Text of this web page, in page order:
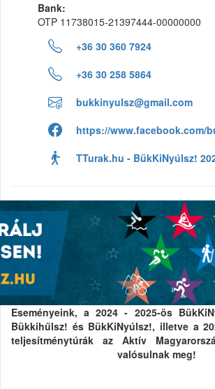
Bank:
OTP 11738015-21397444-00000000
+36 30 360 7924
+36 30 258 5864
bukkinyulsz@gmail.com
https://www.facebook.com/
TTurak.hu - BükKiNyúlsz!
Eseményeink, a 2024 - 2025-ös
Bükkihűlsz! és BükKiNyúlsz!, illetve a
teljesítménytúrák az Aktív
valósulnak meg!